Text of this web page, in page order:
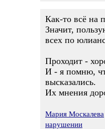
Как-то всё на
Значит,
всех по
Проходит -
И - я помню,
высказались.
Их мнения
Мария Москалева
нарушении